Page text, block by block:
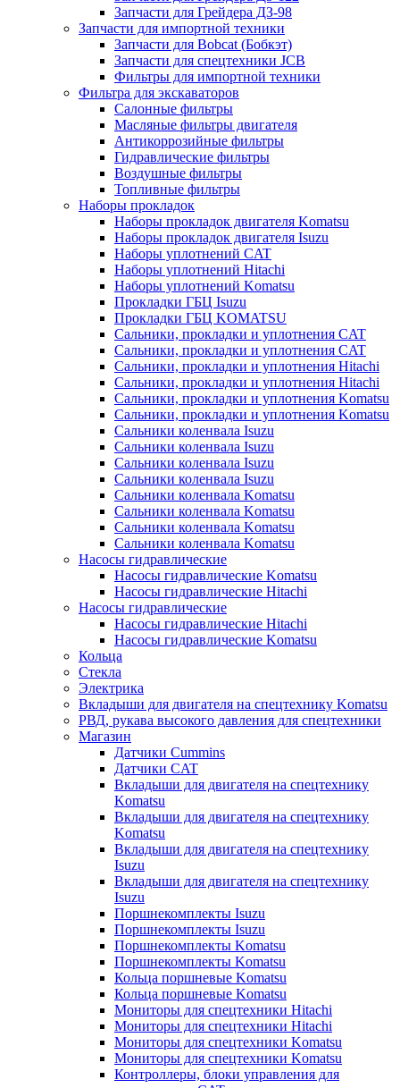
Запчасти для Грейдера ДЗ-98
Запчасти для импортной техники
Запчасти для Bobcat (Бобкэт)
Запчасти для спецтехники JCB
Фильтры для импортной техники
Фильтра для экскаваторов
Салонные фильтры
Масляные фильтры двигателя
Антикоррозийные фильтры
Гидравлические фильтры
Воздушные фильтры
Топливные фильтры
Наборы прокладок
Наборы прокладок двигателя Komatsu
Наборы прокладок двигателя Isuzu
Наборы уплотнений CAT
Наборы уплотнений Hitachi
Наборы уплотнений Komatsu
Прокладки ГБЦ Isuzu
Прокладки ГБЦ KOMATSU
Сальники, прокладки и уплотнения CAT
Сальники, прокладки и уплотнения CAT
Сальники, прокладки и уплотнения Hitachi
Сальники, прокладки и уплотнения Hitachi
Сальники, прокладки и уплотнения Komatsu
Сальники, прокладки и уплотнения Komatsu
Сальники коленвала Isuzu
Сальники коленвала Isuzu
Сальники коленвала Isuzu
Сальники коленвала Isuzu
Сальники коленвала Komatsu
Сальники коленвала Komatsu
Сальники коленвала Komatsu
Сальники коленвала Komatsu
Насосы гидравлические
Насосы гидравлические Komatsu
Насосы гидравлические Hitachi
Насосы гидравлические
Насосы гидравлические Hitachi
Насосы гидравлические Komatsu
Кольца
Стекла
Электрика
Вкладыши для двигателя на спецтехнику Komatsu
РВД, рукава высокого давления для спецтехники
Магазин
Датчики Cummins
Датчики CAT
Вкладыши для двигателя на спецтехнику
Komatsu
Вкладыши для двигателя на спецтехнику
Komatsu
Вкладыши для двигателя на спецтехнику
Isuzu
Вкладыши для двигателя на спецтехнику
Isuzu
Поршнекомплекты Isuzu
Поршнекомплекты Isuzu
Поршнекомплекты Komatsu
Поршнекомплекты Komatsu
Кольца поршневые Komatsu
Кольца поршневые Komatsu
Мониторы для спецтехники Hitachi
Мониторы для спецтехники Hitachi
Мониторы для спецтехники Komatsu
Мониторы для спецтехники Komatsu
Контроллеры, блоки управления для